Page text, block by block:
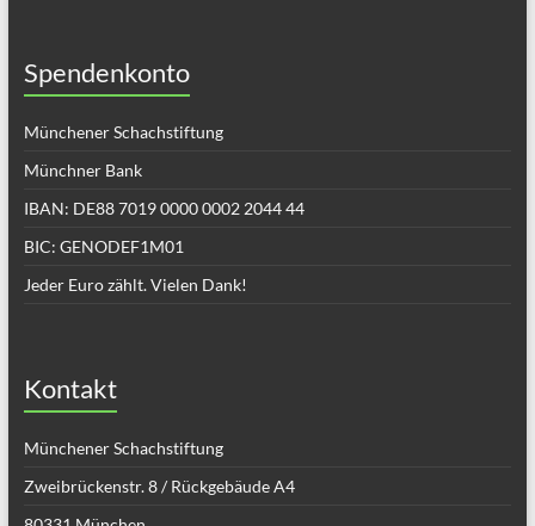
Spendenkonto
Münchener Schachstiftung
Münchner Bank
IBAN: DE88 7019 0000 0002 2044 44
BIC: GENODEF1M01
Jeder Euro zählt. Vielen Dank!
Kontakt
Münchener Schachstiftung
Zweibrückenstr. 8 / Rückgebäude A4